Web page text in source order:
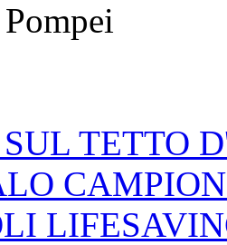
TETTO